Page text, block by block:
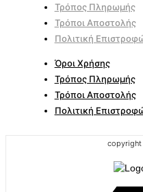
Τρόπος Πληρωμής
Τρόποι Αποστολής
Πολιτική
Όροι Χρήσης
Τρόπος Πληρωμής
Τρόποι Αποστολής
Πολιτική
copyright